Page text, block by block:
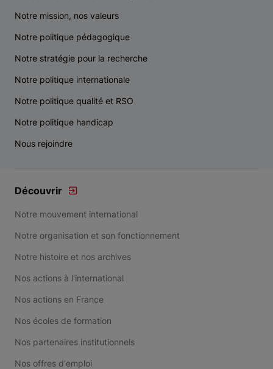
Notre mission, nos valeurs
Notre politique pédagogique
Notre stratégie pour la recherche
Notre politique internationale
Notre politique qualité et RSO
Notre politique handicap
Nous rejoindre
Découvrir
Notre mouvement international
Notre organisation et son fonctionnement
Notre histoire et nos archives
Nos actions à l'international
Nos actions en France
Nos écoles de formation
Nos partenaires institutionnels
Nos offres d'emploi